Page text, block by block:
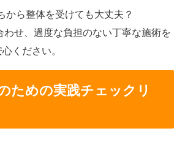
から整体を受けても大丈夫？
わせ、過度な負担のない丁寧な施術を
ください。
ための実践チェックリ